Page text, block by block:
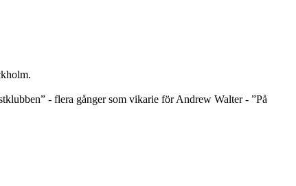
- flera gånger som vikarie för Andrew Walter - ”På